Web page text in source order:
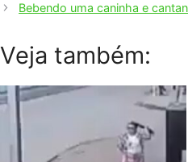
Bebendo uma caninha e
Veja também: